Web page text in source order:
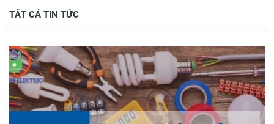
TẤT CẢ TIN TỨC